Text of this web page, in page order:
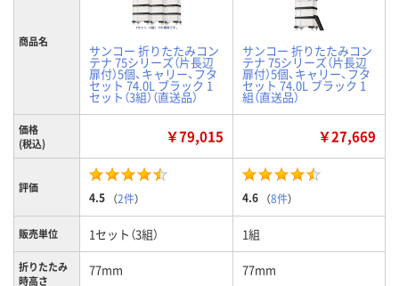
商品名
サンコー 折りたたみコン
テナ 75シリーズ（片長辺
扉付）5個、キャリー、フタ
セット 74.0L ブラック 1
セット（3組）（直送品）
サンコー 折りたたみコン
テナ 75シリーズ（片長辺
扉付）5個、キャリー、フタ
セット 74.0L ブラック 1
組（直送品）
価格
(税込)
￥79,015 ￥27,669
評価
4.5 （2件） 4.6 （8件）
販売単位 1セット（3組） 1組
折りたたみ
時高さ
77mm 77mm